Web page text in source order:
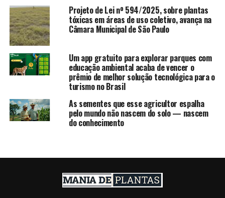
Projeto de Lei nº 594/2025, sobre plantas
tóxicas em áreas de uso coletivo, avança na
Câmara Municipal de São Paulo
Um app gratuito para explorar parques com
educação ambiental acaba de vencer o
prêmio de melhor solução tecnológica para o
turismo no Brasil
As sementes que esse agricultor espalha
pelo mundo não nascem do solo — nascem
do conhecimento